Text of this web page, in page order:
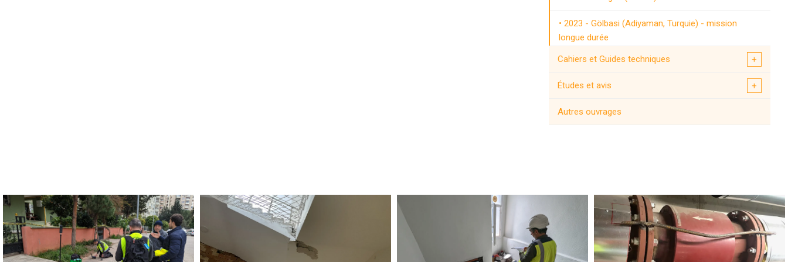
2023 - Gölbasi (Adiyaman, Turquie) - mission
longue durée
2023 Kahramanmaras (Turquie)
2022 Cianjur (Indonésie)
2019 Le Teil (France)
2017 Mexico
2016 Amatrice (Italie)
2014 - Ubaye
Cahiers et Guides techniques
Études et avis
Autres ouvrages